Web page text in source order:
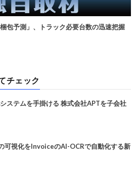
包予測」、トラック必要台数の迅速把握
チェック
ステムを手掛ける 株式会社APTを子会社
可視化をInvoiceのAI-OCRで自動化する新